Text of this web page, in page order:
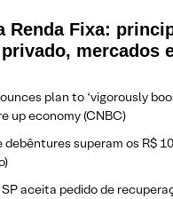
Renda Fixa:
mercados
plan to ‘vigorously
up economy (CNBC)
debêntures superam os R$
aceita pedido de